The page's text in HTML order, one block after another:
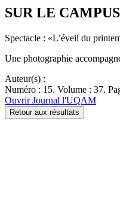
SUR LE
Spectacle : «L’éveil du
Une photographie
Auteur(s) :
Numéro : 15. Volume : 37.
Ouvrir Journal l'UQAM
Retour aux résultats